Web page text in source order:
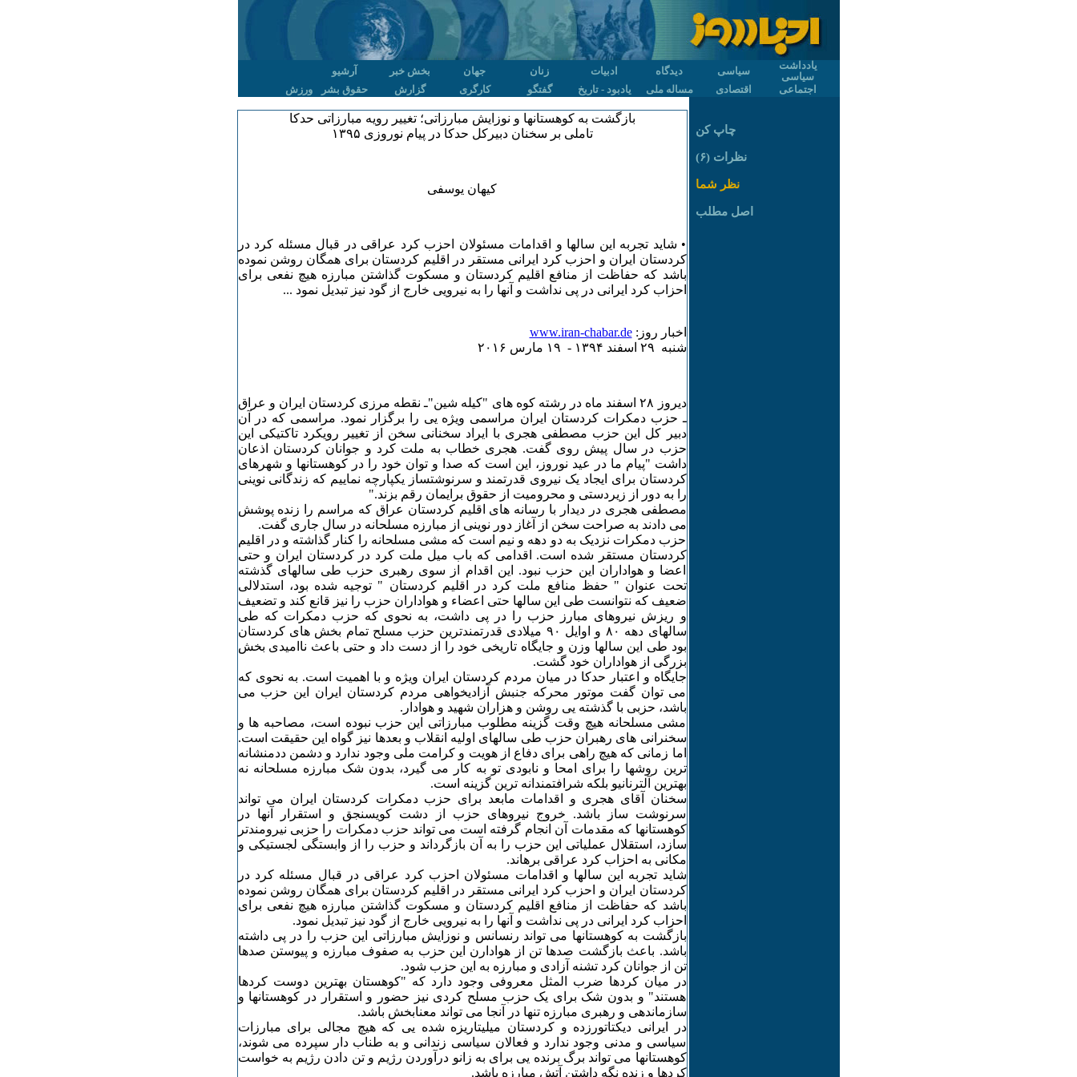
یادداشت
سیاسی
سیاسی دیدگاه ادبیات زنان جهان بخش خبر
آرشیو
اجتماعی
اقتصادی مساله ملی یادبود - تاریخ گفتگو کارگری گزارش حقوق بشر ورزش
بازگشت به کوهستانها و نوزایش مبارزاتی؛ تغییر رویه مبارزاتی حدکا
تاملی بر سخنان دبیرکل حدکا در پیام نوروزی ۱۳۹۵
کیهان یوسفی
• شاید تجربه این سالها و اقدامات مسئولان احزب کرد عراقی در قبال مسئله کرد در
کردستان ایران و احزب کرد ایرانی مستقر در اقلیم کردستان برای همگان روشن نموده
باشد که حفاظت از منافع اقلیم کردستان و مسکوت گذاشتن مبارزه هیچ نفعی برای
احزاب کرد ایرانی در پی نداشت و آنها را به نیرویی خارج از گود نیز تبدیل نمود ...
اخبار روز:www.iran-chabar.de
شنبه ۲۹ اسفند ۱٣۹۴ - ۱۹ مارس ۲۰۱۶
دیروز ۲٨ اسفند ماه در رشته کوه های "کیله شین"ـ نقطه مرزی کردستان ایران و عراق
ـ حزب دمکرات کردستان ایران مراسمی ویژه یی را برگزار نمود. مراسمی که در آن
دبیر کل این حزب مصطفی هجری با ایراد سخنانی سخن از تغییر رویکرد تاکتیکی این
حزب در سال پیش روی گفت. هجری خطاب به ملت کرد و جوانان کردستان اذعان
داشت "پیام ما در عید نوروز، این است که صدا و توان خود را در کوهستانها و شهرهای
کردستان برای ایجاد یک نیروی قدرتمند و سرنوشتساز یکپارچه نماییم که زندگانی نوینی
را به دور از زیردستی و محرومیت از حقوق برایمان رقم بزند."
مصطفی هجری در دیدار با رسانه های اقلیم کردستان عراق که مراسم را زنده پوشش
می دادند به صراحت سخن از آغاز دور نوینی از مبارزه مسلحانه در سال جاری گفت.
حزب دمکرات نزدیک به دو دهه و نیم است که مشی مسلحانه را کنار گذاشته و در اقلیم
کردستان مستقر شده است. اقدامی که باب میل ملت کرد در کردستان ایران و حتی
اعضا و هواداران این حزب نبود. این اقدام از سوی رهبری حزب طی سالهای گذشته
تحت عنوان " حفظ منافع ملت کرد در اقلیم کردستان " توجیه شده بود، استدلالی
ضعیف که نتوانست طی این سالها حتی اعضاء و هواداران حزب را نیز قانع کند و تضعیف
و ریزش نیروهای مبارز حزب را در پی داشت، به نحوی که حزب دمکرات که طی
سالهای دهه ٨۰ و اوایل ۹۰ میلادی قدرتمندترین حزب مسلح تمام بخش های کردستان
بود طی این سالها وزن و جایگاه تاریخی خود را از دست داد و حتی باعث ناامیدی بخش
بزرگی از هواداران خود گشت.
جایگاه و اعتبار حدکا در میان مردم کردستان ایران ویژه و با اهمیت است. به نحوی که
می توان گفت موتور محرکه جنبش آزادیخواهی مردم کردستان ایران این حزب می
باشد، حزبی با گذشته یی روشن و هزاران شهید و هوادار.
مشی مسلحانه هیچ وقت گزینه مطلوب مبارزاتی این حزب نبوده است، مصاحبه ها و
سخنرانی های رهبران حزب طی سالهای اولیه انقلاب و بعدها نیز گواه این حقیقت است.
اما زمانی که هیچ راهی برای دفاع از هویت و کرامت ملی وجود ندارد و دشمن ددمنشانه
ترین روشها را برای امحا و نابودی تو به کار می گیرد، بدون شک مبارزه مسلحانه نه
بهترین آلترنانیو بلکه شرافتمندانه ترین گزینه است.
سخنان آقای هجری و اقدامات مابعد برای حزب دمکرات کردستان ایران می تواند
سرنوشت ساز باشد. خروج نیروهای حزب از دشت کویسنجق و استقرار آنها در
کوهستانها که مقدمات آن انجام گرفته است می تواند حزب دمکرات را حزبی نیرومندتر
سازد، استقلال عملیاتی این حزب را به آن بازگرداند و حزب را از وابستگی لجستیکی و
مکانی به احزاب کرد عراقی برهاند.
شاید تجربه این سالها و اقدامات مسئولان احزب کرد عراقی در قبال مسئله کرد در
کردستان ایران و احزب کرد ایرانی مستقر در اقلیم کردستان برای همگان روشن نموده
باشد که حفاظت از منافع اقلیم کردستان و مسکوت گذاشتن مبارزه هیچ نفعی برای
احزاب کرد ایرانی در پی نداشت و آنها را به نیرویی خارج از گود نیز تبدیل نمود.
بازگشت به کوهستانها می تواند رنسانس و نوزایش مبارزاتی این حزب را در پی داشته
باشد. باعث بازگشت صدها تن از هوادارن این حزب به صفوف مبارزه و پیوستن صدها
تن از جوانان کرد تشنه آزادی و مبارزه به این حزب شود.
در میان کردها ضرب المثل معروفی وجود دارد که "کوهستان بهترین دوست کردها
هستند" و بدون شک برای یک حزب مسلح کردی نیز حضور و استقرار در کوهستانها و
سازماندهی و رهبری مبارزه تنها در آنجا می تواند معنابخش باشد.
در ایرانی دیکتاتورزده و کردستان میلیتاریزه شده یی که هیچ مجالی برای مبارزات
سیاسی و مدنی وجود ندارد و فعالان سیاسی زندانی و به طناب دار سپرده می شوند،
کوهستانها می تواند برگ برنده یی برای به زانو درآوردن رژیم و تن دادن رژیم به خواست
کردها و زنده نگه داشتن آتش مبارزه باشد.
چاپ کن
نظرات (۶)
نظر شما
اصل مطلب